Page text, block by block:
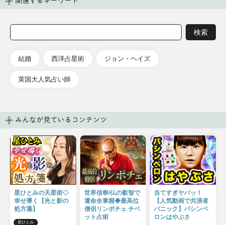
結婚 西洋占星術 ジョン・ヘイズ
英国大人気占い師
みんなが見ているコンテンツ
星ひとみの天星術◇
幸せ導く【光と影の
処方箋】
星ひとみ
世界信奉/仏の叡智で
運命全掌握◆最高位
僧侶リンポチェ チベ
ット占術
当てすぎヤバッ！
【人気動画で共演者
パニック】パシンペ
ロンはやぶさ